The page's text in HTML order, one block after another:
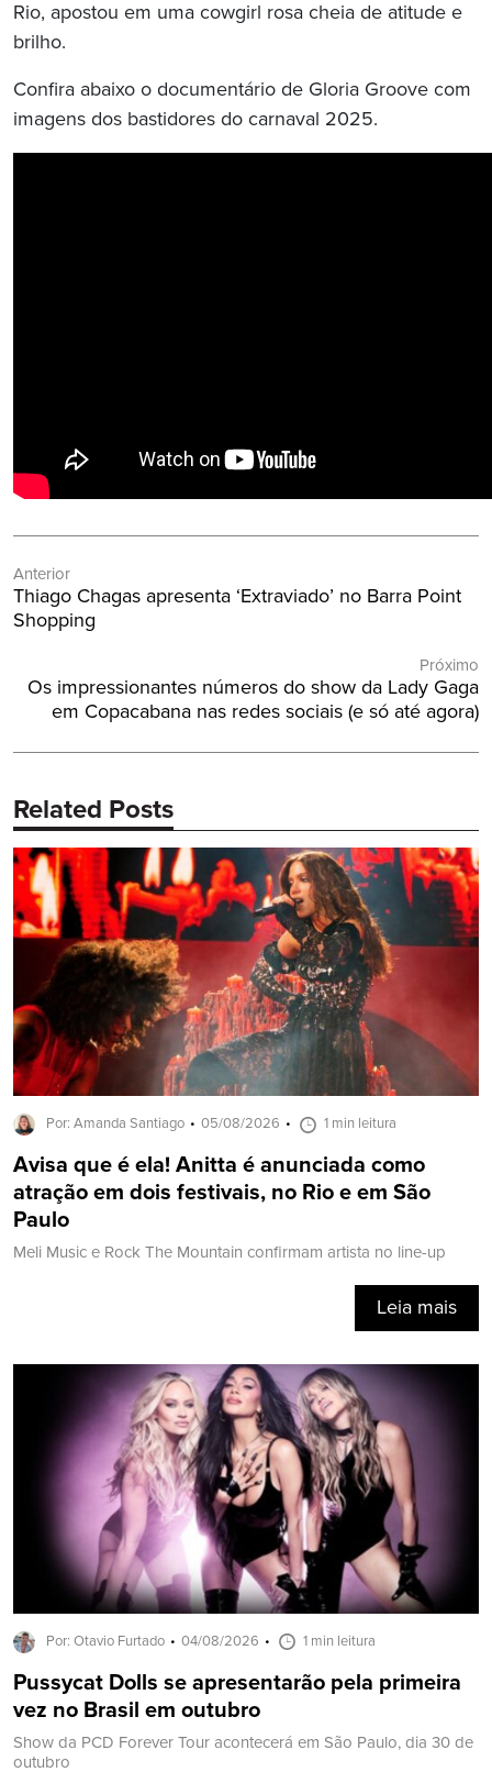
Rio, apostou em uma cowgirl rosa cheia de atitude e
brilho.
Confira abaixo o documentário de Gloria Groove com
imagens dos bastidores do carnaval 2025.
de
Post
Anterior
Post
Anterior:
Thiago Chagas apresenta ‘Extraviado’ no Barra Point
Shopping
Próximo
Próximo
Post:
Os impressionantes números do show da Lady Gaga
em Copacabana nas redes sociais (e só até agora)
Related Posts
Por: Amanda Santiago 05/08/2026 1 min leitura
Avisa que é ela! Anitta é anunciada como
atração em dois festivais, no Rio e em São
Paulo
Meli Music e Rock The Mountain confirmam artista no line-up
Leia mais
Por: Otavio Furtado 04/08/2026 1 min leitura
Pussycat Dolls se apresentarão pela primeira
vez no Brasil em outubro
Show da PCD Forever Tour acontecerá em São Paulo, dia 30 de
outubro